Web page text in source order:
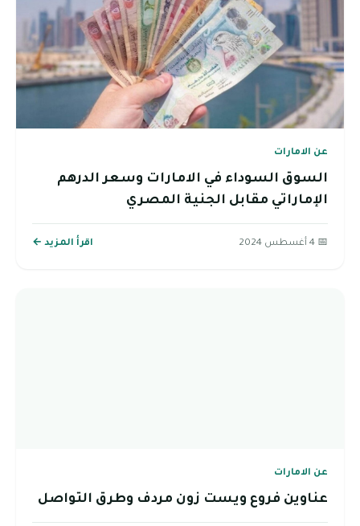
عن الامارات
السوق السوداء في الامارات وسعر الدرهم
الإماراتي مقابل الجنية المصري
📅 4 أغسطس 2024 اقرأ المزيد ←
عن الامارات
عناوين فروع ويست زون مردف وطرق التواصل